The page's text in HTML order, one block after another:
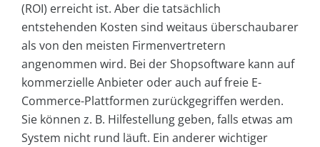
(ROI) erreicht ist. Aber die tatsächlich
entstehenden Kosten sind weitaus überschaubarer
als von den meisten Firmenvertretern
angenommen wird. Bei der Shopsoftware kann auf
kommerzielle Anbieter oder auch auf freie E-
Commerce-Plattformen zurückgegriffen werden.
Sie können z. B. Hilfestellung geben, falls etwas am
System nicht rund läuft. Ein anderer wichtiger